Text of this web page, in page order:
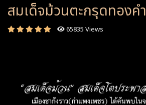
สมเด็จม้วนตะกรุดทองคำ
65835 Views